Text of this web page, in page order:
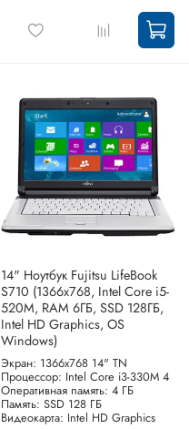
14" Ноутбук Fujitsu LifeBook
S710 (1366x768, Intel Core i5-
520M, RAM 6ГБ, SSD 128ГБ,
Intel HD Graphics, OS
Windows)
Экран: 1366x768 14" TN
Процессор: Intel Core i3-330M 4
Оперативная память: 4 ГБ
Память: SSD 128 ГБ
Видеокарта: Intel HD Graphics